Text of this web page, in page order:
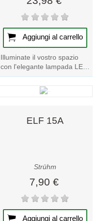
Aggiungi al carrello
Illuminate il vostro spazio
con l'elegante lampada LED
decorativa Globe.
Emettendo un caldo bagliore
a 2500K, questa...
ELF 15A
Strühm
7,90 €
Aggiungi al carrello